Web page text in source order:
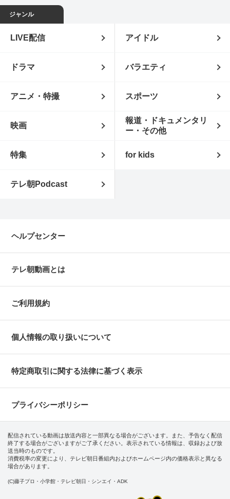
ジャンル
LIVE配信 アイドル
ドラマ バラエティ
アニメ・特撮 スポーツ
映画
報道・ドキュメンタリ
ー・その他
特集 for kids
テレ朝Podcast
ヘルプセンター
テレ朝動画とは
ご利用規約
個人情報の取り扱いについて
特定商取引に関する法律に基づく表示
プライバシーポリシー
配信されている動画は放送内容と一部異なる場合がございます。また、予告なく配信
終了する場合がございますがご了承ください。表示されている情報は、収録および放
送当時のものです。
消費税率の変更により、テレビ朝日番組内およびホームページ内の価格表示と異なる
場合があります。
(C)藤子プロ・小学館・テレビ朝日・シンエイ・ADK